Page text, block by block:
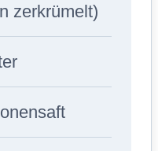
zerkrümelt)